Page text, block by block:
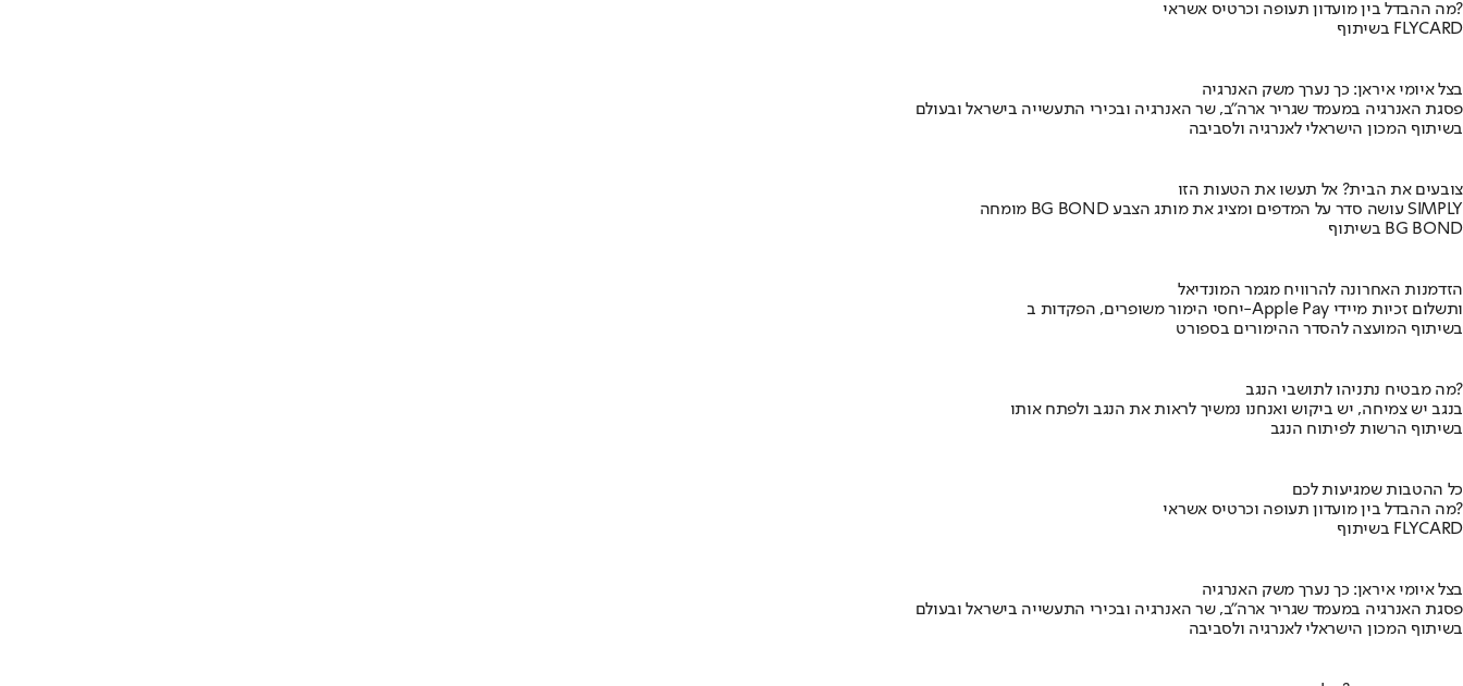
מה ההבדל בין מועדון תעופה וכרטיס אשראי?
בשיתוף FLYCARD
בצל איומי איראן: כך נערך משק האנרגיה
פסגת האנרגיה במעמד שגריר ארה"ב, שר האנרגיה ובכירי התעשייה בישראל ובעולם
בשיתוף המכון הישראלי לאנרגיה ולסביבה
צובעים את הבית? אל תעשו את הטעות הזו
מומחה BG BOND עושה סדר על המדפים ומציג את מותג הצבע SIMPLY
בשיתוף BG BOND
הזדמנות האחרונה להרוויח מגמר המונדיאל
יחסי הימור משופרים, הפקדות ב-Apple Pay ותשלום זכיות מיידי
בשיתוף המועצה להסדר ההימורים בספורט
מה מבטיח נתניהו לתושבי הנגב?
בנגב יש צמיחה, יש ביקוש ואנחנו נמשיך לראות את הנגב ולפתח אותו
בשיתוף הרשות לפיתוח הנגב
כל ההטבות שמגיעות לכם
מה ההבדל בין מועדון תעופה וכרטיס אשראי?
בשיתוף FLYCARD
בצל איומי איראן: כך נערך משק האנרגיה
פסגת האנרגיה במעמד שגריר ארה"ב, שר האנרגיה ובכירי התעשייה בישראל ובעולם
בשיתוף המכון הישראלי לאנרגיה ולסביבה